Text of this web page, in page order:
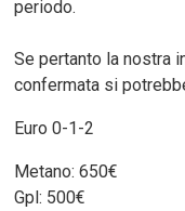
periodo.
Se pertanto la nostra
confermata si
Euro 0-1-2
Metano: 650€
Gpl: 500€